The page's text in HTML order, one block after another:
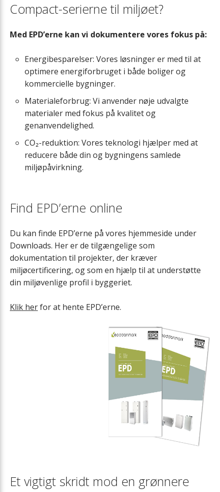
Compact-serierne til miljøet?
Med EPD’erne kan vi dokumentere vores fokus på:
Energibesparelser: Vores løsninger er med til at
optimere energiforbruget i både boliger og
kommercielle bygninger.
Materialeforbrug: Vi anvender nøje udvalgte
materialer med fokus på kvalitet og
genanvendelighed.
CO₂-reduktion: Vores teknologi hjælper med at
reducere både din og bygningens samlede
miljøpåvirkning.
Find EPD’erne online
Du kan finde EPD’erne på vores hjemmeside under
Downloads. Her er de tilgængelige som
dokumentation til projekter, der kræver
miljøcertificering, og som en hjælp til at understøtte
din miljøvenlige profil i byggeriet.
Klik herfor at hente EPD’erne.
Et vigtigt skridt mod en grønnere